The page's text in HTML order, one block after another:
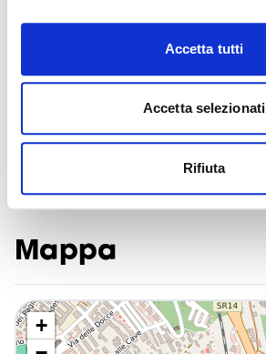
Accetta tutti
Accetta selezionati
Rifiuta
Mappa
+